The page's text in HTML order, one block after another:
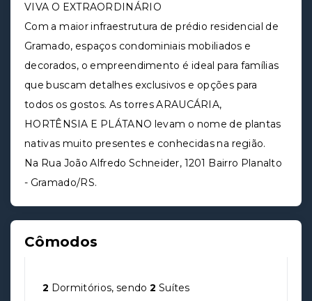
VIVA O EXTRAORDINÁRIO
Com a maior infraestrutura de prédio residencial de
Gramado, espaços condominiais mobiliados e
decorados, o empreendimento é ideal para famílias
que buscam detalhes exclusivos e opções para
todos os gostos. As torres ARAUCÁRIA,
HORTÊNSIA E PLÁTANO levam o nome de plantas
nativas muito presentes e conhecidas na região.
Na Rua João Alfredo Schneider, 1201 Bairro Planalto
- Gramado/RS.
Cômodos
2 Dormitórios, sendo2 Suítes